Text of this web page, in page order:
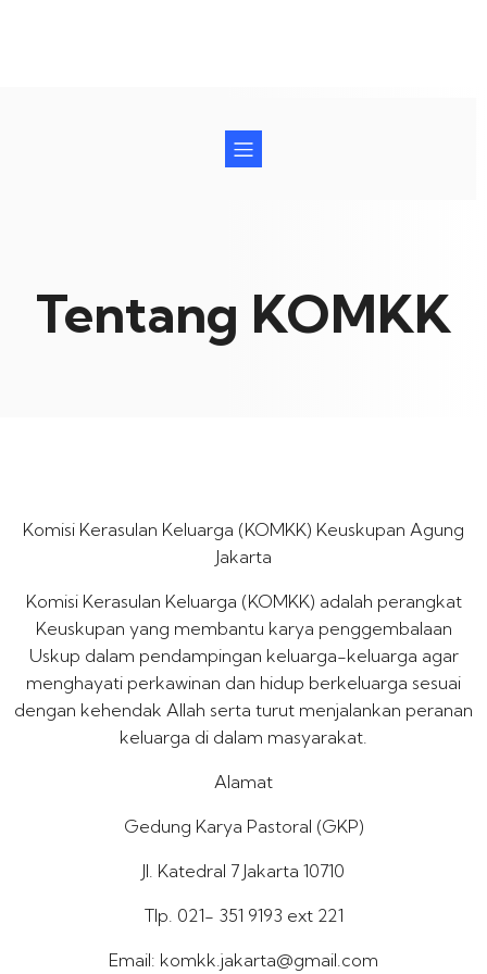
Tentang KOMKK
Komisi Kerasulan Keluarga (KOMKK) Keuskupan Agung
Jakarta
Komisi Kerasulan Keluarga (KOMKK) adalah perangkat
Keuskupan yang membantu karya penggembalaan
Uskup dalam pendampingan keluarga-keluarga agar
menghayati perkawinan dan hidup berkeluarga sesuai
dengan kehendak Allah serta turut menjalankan peranan
keluarga di dalam masyarakat.
Alamat
Gedung Karya Pastoral (GKP)
Jl. Katedral 7 Jakarta 10710
Tlp. 021- 351 9193 ext 221
Email: komkk.jakarta@gmail.com